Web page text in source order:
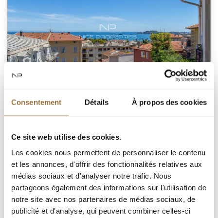
Consentement Détails À propos des cookies
Ce site web utilise des cookies.
Les cookies nous permettent de personnaliser le contenu
et les annonces, d'offrir des fonctionnalités relatives aux
médias sociaux et d'analyser notre trafic. Nous
partageons également des informations sur l'utilisation de
notre site avec nos partenaires de médias sociaux, de
publicité et d'analyse, qui peuvent combiner celles-ci
БОЛЬЕ-СЮР-МЕР, ПРЕКРАСНАЯ КВАРТИРА НА
BEAULIEU-SUR-MER
БОЛЬЁ-СЮР-МЕР : В тихом переулке, в двух шагах
от центра города и всех удобств, на 2-ом и
последнем этаже небольшой резиденции,
состоящей из 5 лотов, трёхкомнатная квартира